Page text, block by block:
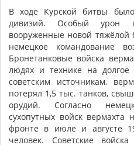
В ходе Курской битвы
дивизий. Особый урон
вооруженные новой тяжёлой
немецкое командование
Бронетанковые войска
людях и технике на
советским источникам,
потерял 1,5 тыс. танков,
орудий. Согласно
сухопутных войск вермахта
фронте в июле и августе
человек. Советские